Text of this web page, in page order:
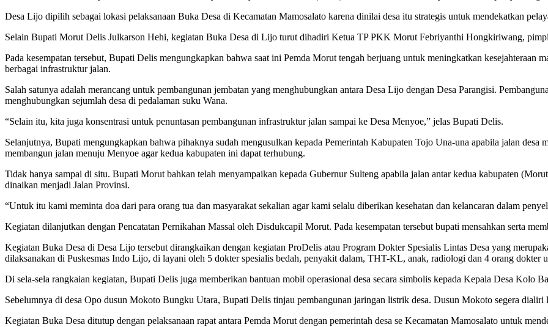
Desa Lijo dipilih sebagai lokasi pelaksanaan Buka Desa di Kecamatan Mamosalato karena dinilai desa itu strategis untuk mendekatkan
Selain Bupati Morut Delis Julkarson Hehi, kegiatan Buka Desa di Lijo turut dihadiri Ketua TP PKK Morut Febriyanthi Hongkiriwang,
Pada kesempatan tersebut, Bupati Delis mengungkapkan bahwa saat ini Pemda Morut tengah berjuang untuk meningkatkan kesejahteraan
berbagai infrastruktur jalan.
Salah satunya adalah merancang untuk pembangunan jembatan yang menghubungkan antara Desa Lijo dengan Desa Parangisi.
menghubungkan sejumlah desa di pedalaman suku Wana.
“Selain itu, kita juga konsentrasi untuk penuntasan pembangunan infrastruktur jalan sampai ke Desa Menyoe,” jelas Bupati Delis.
Selanjutnya, Bupati mengungkapkan bahwa pihaknya sudah mengusulkan kepada Pemerintah Kabupaten Tojo Una-una apabila jalan desa
membangun jalan menuju Menyoe agar kedua kabupaten ini dapat terhubung.
Tidak hanya sampai di situ. Bupati Morut bahkan telah menyampaikan kepada Gubernur Sulteng apabila jalan antar kedua kabupaten
dinaikan menjadi Jalan Provinsi.
“Untuk itu kami meminta doa dari para orang tua dan masyarakat sekalian agar kami selalu diberikan kesehatan dan kelancaran dalam
Kegiatan dilanjutkan dengan Pencatatan Pernikahan Massal oleh Disdukcapil Morut. Pada kesempatan tersebut bupati mensahkan serta
Kegiatan Buka Desa di Desa Lijo tersebut dirangkaikan dengan kegiatan ProDelis atau Program Dokter Spesialis Lintas Desa yang
dilaksanakan di Puskesmas Indo Lijo, di layani oleh 5 dokter spesialis bedah, penyakit dalam, THT-KL, anak, radiologi dan 4 orang dokter
Di sela-sela rangkaian kegiatan, Bupati Delis juga memberikan bantuan mobil operasional desa secara simbolis kepada Kepala Desa Kolo
Sebelumnya di desa Opo dusun Mokoto Bungku Utara, Bupati Delis tinjau pembangunan jaringan listrik desa. Dusun Mokoto segera
Kegiatan Buka Desa ditutup dengan pelaksanaan rapat antara Pemda Morut dengan pemerintah desa se Kecamatan Mamosalato untuk